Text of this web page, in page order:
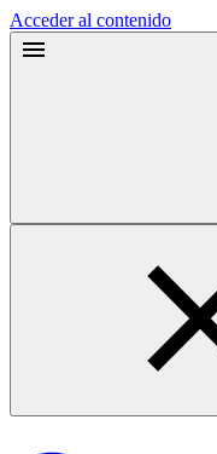
Acceder al contenido